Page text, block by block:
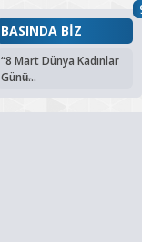
BASINDA BİZ
“8 Mart Dünya Kadınlar
Günü̶...